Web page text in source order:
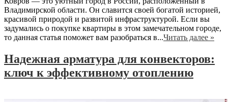
Владимирской области. Он славится своей богатой историей,
красивой природой и развитой инфраструктурой. Если вы
задумались о покупке квартиры в этом замечательном городе,
то данная статья поможет вам разобраться в...Читать далее »
Надежная арматура для конвекторов:
ключ к эффективному отоплению